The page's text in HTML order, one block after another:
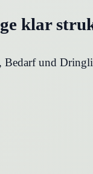
klar
Bedarf und